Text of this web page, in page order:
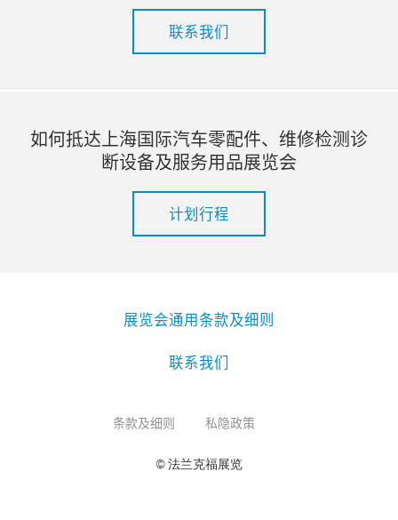
联系我们
如何抵达上海国际汽车零配件、维修检测诊
断设备及服务用品展览会
计划行程
展览会通用条款及细则
联系我们
条款及细则 私隐政策
© 法兰克福展览